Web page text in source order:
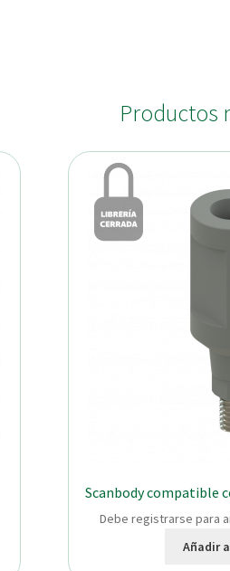
Productos
Scanbody compatible
Debe registrarse para
Añadir